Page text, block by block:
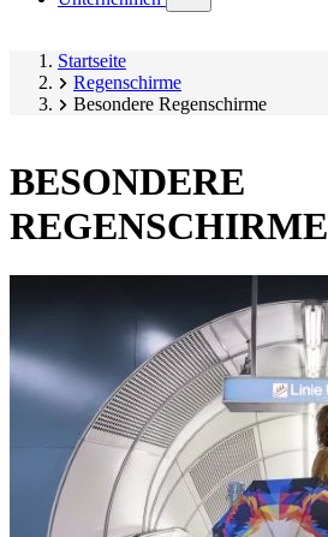
submenu)
Startseite
Regenschirme
Besondere Regenschirme
BESONDERE
REGENSCHIRME